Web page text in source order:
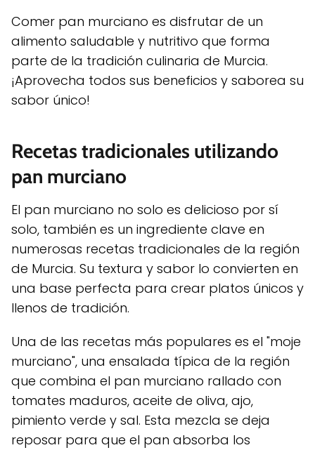
Comer pan murciano es disfrutar de un
alimento saludable y nutritivo que forma
parte de la tradición culinaria de Murcia.
¡Aprovecha todos sus beneficios y saborea su
sabor único!
Recetas tradicionales utilizando
pan murciano
El pan murciano no solo es delicioso por sí
solo, también es un ingrediente clave en
numerosas recetas tradicionales de la región
de Murcia. Su textura y sabor lo convierten en
una base perfecta para crear platos únicos y
llenos de tradición.
Una de las recetas más populares es el "moje
murciano", una ensalada típica de la región
que combina el pan murciano rallado con
tomates maduros, aceite de oliva, ajo,
pimiento verde y sal. Esta mezcla se deja
reposar para que el pan absorba los